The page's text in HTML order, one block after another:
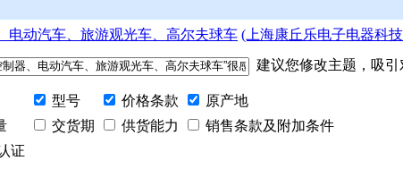
电动汽车、旅游观光车、高尔夫球车 (上海康丘乐电子电器科
建议您修改主题，吸
型号 价格条款
原产地
交货期 供货能力
销售条款及附加条件
证